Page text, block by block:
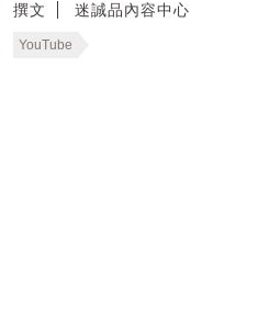
撰文 迷誠品內容中心
YouTube